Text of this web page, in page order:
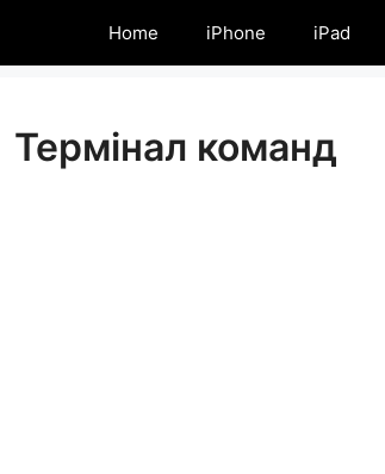
Home iPhone iPad
Термінал команд